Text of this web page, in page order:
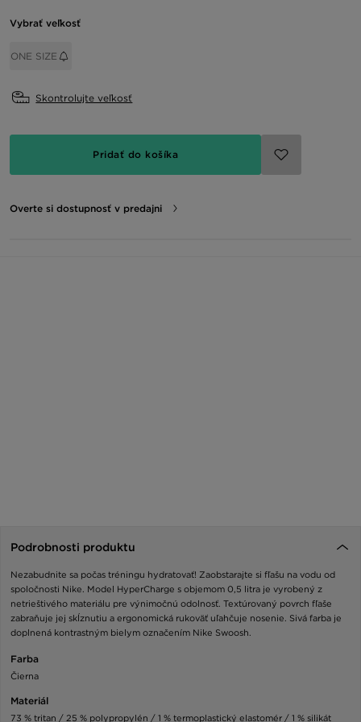
Vybrať veľkosť
ONE SIZE
Skontrolujte veľkosť
Pridať do košíka
Overte si dostupnosť v predajni
Podrobnosti produktu
Nezabudnite sa počas tréningu hydratovať! Zaobstarajte si fľašu na vodu od
spoločnosti Nike. Model HyperCharge s objemom 0,5 litra je vyrobený z
netrieštivého materiálu pre výnimočnú odolnosť. Textúrovaný povrch fľaše
zabraňuje jej skĺznutiu a ergonomická rukoväť uľahčuje nosenie. Sivá farba je
doplnená kontrastným bielym označením Nike Swoosh.
Farba
Čierna
Materiál
73 % tritan / 25 % polypropylén / 1 % termoplastický elastomér / 1 % silikát